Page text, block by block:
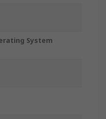
System